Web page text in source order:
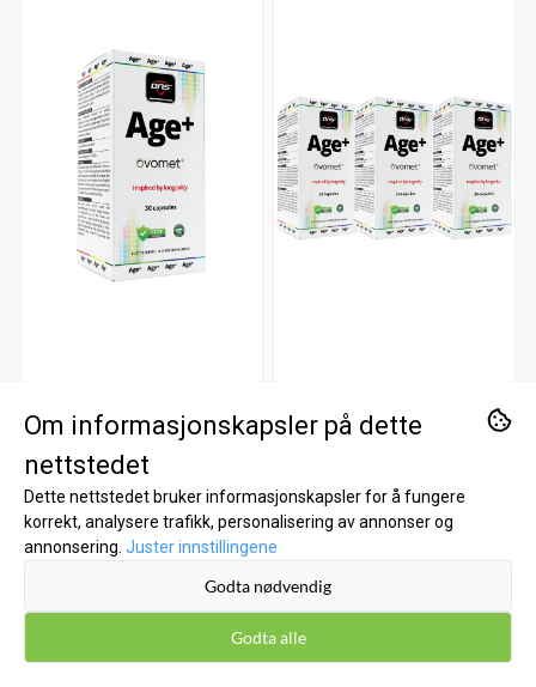
399,-
DNS
3-pack Age+ Ovomet®
Longevity - 3 x 30
kapsler
999,- 1.197,-
Om informasjonskapsler på dette
nettstedet
Dette nettstedet bruker informasjonskapsler for å fungere
korrekt, analysere trafikk, personalisering av annonser og
annonsering. Juster innstillingene
Godta nødvendig
Godta alle